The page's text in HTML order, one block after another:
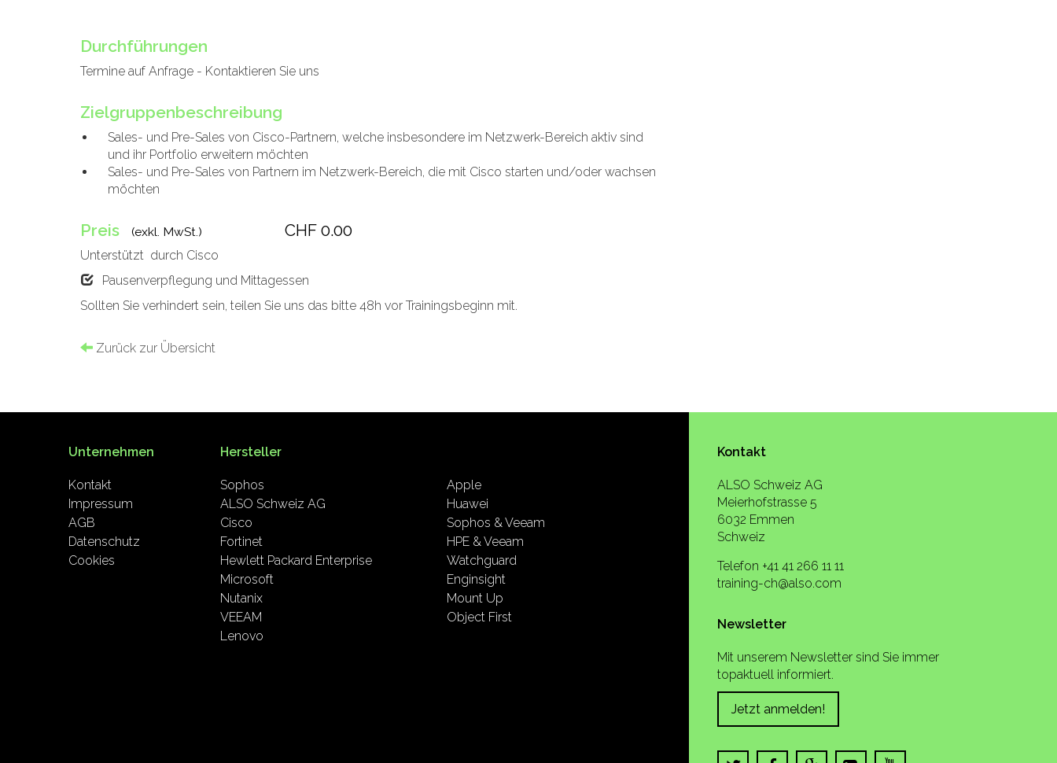
Durchführungen
Termine auf Anfrage - Kontaktieren Sie uns
Zielgruppenbeschreibung
Sales- und Pre-Sales von Cisco-Partnern, welche insbesondere im Netzwerk-Bereich aktiv sind
und ihr Portfolio erweitern möchten
Sales- und Pre-Sales von Partnern im Netzwerk-Bereich, die mit Cisco starten und/oder wachsen
möchten
Preis (exkl. MwSt.) CHF 0.00
Unterstützt durch Cisco
Pausenverpflegung und Mittagessen
Sollten Sie verhindert sein, teilen Sie uns das bitte 48h vor Trainingsbeginn mit.
Zurück zur Übersicht
Kontakt
ALSO Schweiz AG
Meierhofstrasse 5
6032 Emmen
Schweiz
Telefon +41 41 266 11 11
training-ch@also.com
Newsletter
Mit unserem Newsletter sind Sie immer
topaktuell informiert.
Jetzt anmelden!
Unternehmen
Kontakt
Impressum
AGB
Datenschutz
Cookies
Hersteller
Sophos
ALSO Schweiz AG
Cisco
Fortinet
Hewlett Packard Enterprise
Microsoft
Nutanix
VEEAM
Lenovo
Apple
Huawei
Sophos & Veeam
HPE & Veeam
Watchguard
Enginsight
Mount Up
Object First